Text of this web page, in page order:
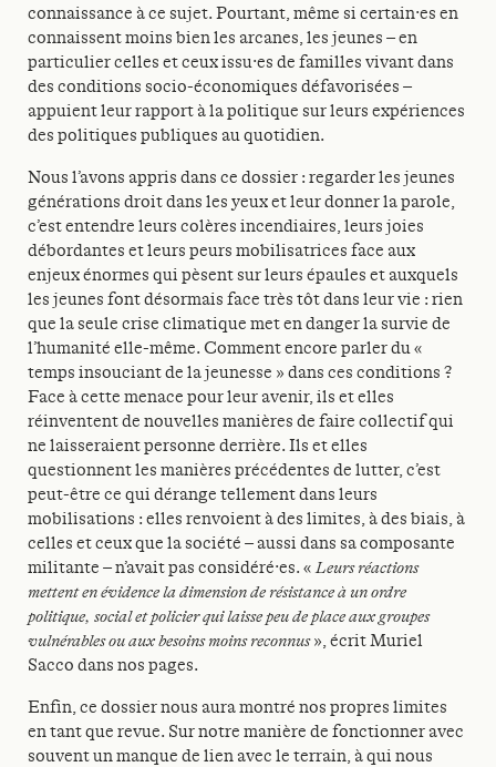
connaissance à ce sujet. Pourtant, même si certain·es en
connaissent moins bien les arcanes, les jeunes – en
particulier celles et ceux issu·es de familles vivant dans
des conditions socio-économiques défavorisées –
appuient leur rapport à la politique sur leurs expériences
des politiques publiques au quotidien.
Nous l’avons appris dans ce dossier : regarder les jeunes
générations droit dans les yeux et leur donner la parole,
c’est entendre leurs colères incendiaires, leurs joies
débordantes et leurs peurs mobilisatrices face aux
enjeux énormes qui pèsent sur leurs épaules et auxquels
les jeunes font désormais face très tôt dans leur vie : rien
que la seule crise climatique met en danger la survie de
l’humanité elle-même. Comment encore parler du «
temps insouciant de la jeunesse » dans ces conditions ?
Face à cette menace pour leur avenir, ils et elles
réinventent de nouvelles manières de faire collectif qui
ne laisseraient personne derrière. Ils et elles
questionnent les manières précédentes de lutter, c’est
peut-être ce qui dérange tellement dans leurs
mobilisations : elles renvoient à des limites, à des biais, à
celles et ceux que la société – aussi dans sa composante
militante – n’avait pas considéré·es. «Leurs réactions
mettent en évidence la dimension de résistance à un ordre
politique, social et policier qui laisse peu de place aux groupes
vulnérables ou aux besoins moins reconnus», écrit Muriel
Sacco dans nos pages.
Enfin, ce dossier nous aura montré nos propres limites
en tant que revue. Sur notre manière de fonctionner avec
souvent un manque de lien avec le terrain, à qui nous